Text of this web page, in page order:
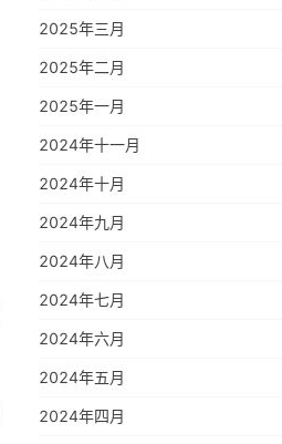
2025年三月
2025年二月
2025年一月
2024年十一月
2024年十月
2024年九月
2024年八月
2024年七月
2024年六月
2024年五月
2024年四月